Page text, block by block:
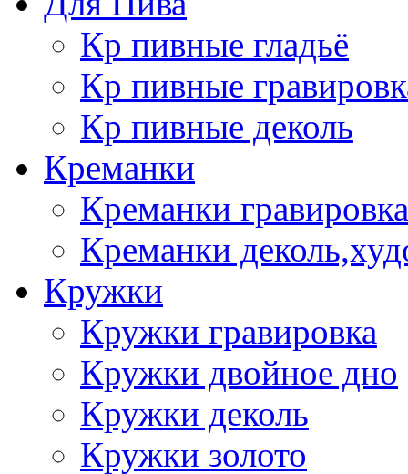
Кр пивные гладьё
Кр пивные
Кр пивные деколь
Креманки
Креманки
Креманки
Кружки
Кружки гравировка
Кружки двойное дно
Кружки деколь
Кружки золото